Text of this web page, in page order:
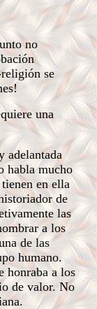
no
se
una
habla mucho
en ella
de
las
a los
de las
humano.
honraba a los
de valor. No